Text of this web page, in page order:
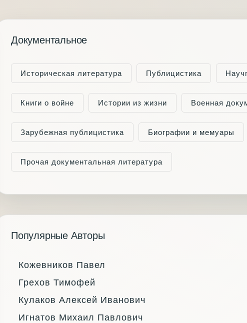
Документальное
Историческая литература Публицистика
Книги о войне Истории из жизни Военная
Зарубежная публицистика Биографии и мемуары
Прочая документальная литература
Популярные Авторы
Кожевников Павел
Грехов Тимофей
Кулаков Алексей Иванович
Игнатов Михаил Павлович